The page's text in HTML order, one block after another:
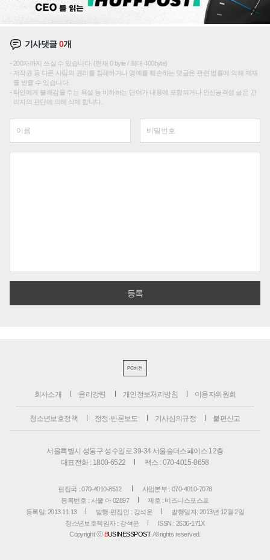
기사댓글0개
200자까지 쓰실 수 있습니다. (현재 0 byte / 최대 400byte)
저작권 등 다른 사람의 권리를 침해하거나 명예를 훼손하는 댓글은 관련 법률에 의해 제재
를 받을 수 있습니다.
타인에게 불쾌감을 주는 욕설 등 비하하는 단어가 내용에 포함되거나 인신공격성 글은 관
리자의 판단에 의해 삭제 합니다.
PC버전
회사소개 윤리강령 개인정보처리방침 이용자위원회
청소년보호정책 정정·반론보도 기사심의규정 불편신고
서울특별시 성동구 성수일로 39-34 서울숲더스페이스 12층
대표전화 : 1800-6522
팩스 : 070-4015-8658
편집국 : 070-4010-8512
사업본부 : 070-4010-7078
등록번호 : 서울 아 02897
제호 : 비즈니스포스트
등록일: 2013.11.13
발행·편집인 : 강석운
발행일자: 2013년 12월 2일
청소년보호책임자 : 강석운
ISSN : 2636-171X
Copyright ⓒ BUSINESSPOST. All rights reserved.